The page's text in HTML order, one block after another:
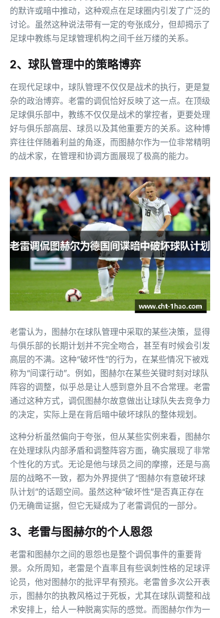
的默许或暗中推动，这种观点在足球圈内引发了广泛的
讨论。虽然这种说法带有一定的夸张成分，但却揭示了
足球中教练与足球管理机构之间千丝万缕的关系。
2、球队管理中的策略博弈
在现代足球中，球队管理不仅仅是战术的执行，更是复
杂的政治博弈。老雷的调侃恰好反映了这一点。在顶级
足球俱乐部中，教练不仅仅是战术的掌控者，更要处理
好与俱乐部高层、球员以及其他重要方的关系。这种博
弈往往伴随着利益的角逐，而图赫尔作为一位非常精明
的战术家，在管理和协调方面展现了极高的能力。
老雷认为，图赫尔在球队管理中采取的某些决策，显得
与俱乐部的长期计划并不完全吻合，甚至有时候会引发
高层的不满。这种“破坏性”的行为，在某些情况下被戏
称为“间谍行动”。例如，图赫尔在某些关键时刻对球队
阵容的调整，似乎总是让人感到意外且不合常理。老雷
通过这种方式，调侃图赫尔故意做出让球队失去竞争力
的决定，实际上是在背后暗中破坏球队的整体规划。
这种分析虽然偏向于夸张，但从某些实例来看，图赫尔
在处理球队内部矛盾和调整阵容方面，确实展现了非常
个性化的方式。无论是他与球员之间的摩擦，还是与高
层的战略不一致，都为外界提供了“图赫尔有意破坏球
队计划”的话题空间。虽然这种“破坏性”是否真正存在
仍无确凿证据，但它无疑成为了老雷调侃的一部分。
3、老雷与图赫尔的个人恩怨
老雷和图赫尔之间的恩怨也是整个调侃事件的重要背
景。众所周知，老雷是个直率且有些讽刺性格的足球评
论员，他对图赫尔的批评早有预兆。老雷曾多次公开表
示，图赫尔的执教风格过于死板，尤其在球队调整和战
术安排上，给人一种脱离实际的感觉。而图赫尔作为一